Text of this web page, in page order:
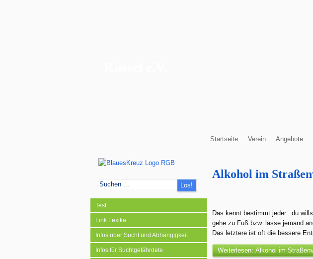
Startseite Verein Angebote
Test
Link Lexika
Infos über Sucht und Abhängigkeit
Infos für Suchtgefährdete
Alkohol im
Das kennt bestimmt jeder...du
gehe zu Fuß bzw. lasse jemand
Das letztere ist oft die bessere
Weiterlesen: Alkohol im